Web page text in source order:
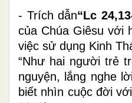
- Trích dẫn“Lc
của Chúa Giêsu với
việc sử dụng Kinh
“Như hai người trẻ
nguyện, lắng nghe
biết nhìn cuộc đời